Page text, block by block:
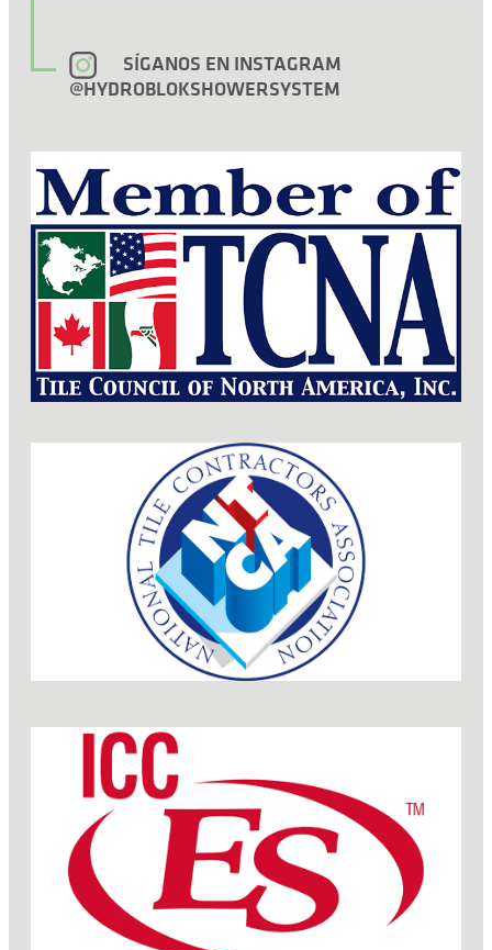
SÍGANOS EN INSTAGRAM
@HYDROBLOKSHOWERSYSTEM